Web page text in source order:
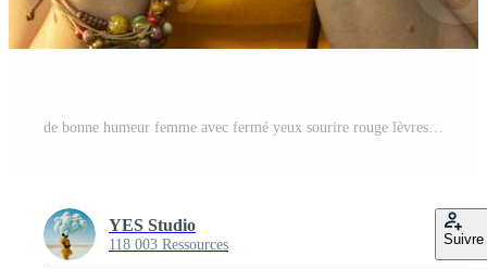
YES Studio
118 003 Ressources Suivre